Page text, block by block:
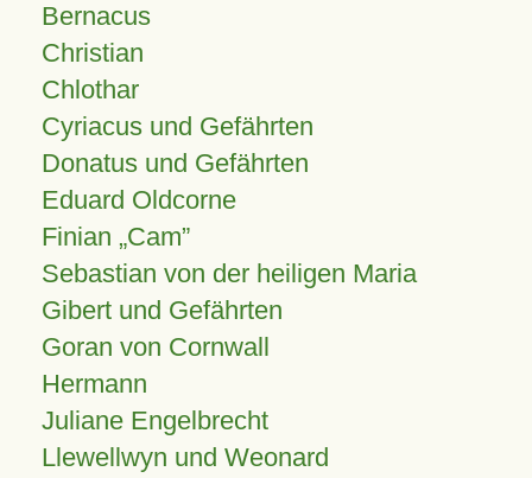
Bernacus
Christian
Chlothar
Cyriacus und Gefährten
Donatus und Gefährten
Eduard Oldcorne
Finian Cam
Sebastian von der heiligen Maria
Gibert und Gefährten
Goran von Cornwall
Hermann
Juliane Engelbrecht
Llewellwyn und Weonard